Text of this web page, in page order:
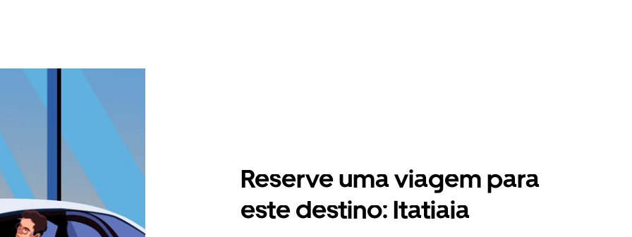
Reserve uma viagem para
este destino: Itatiaia